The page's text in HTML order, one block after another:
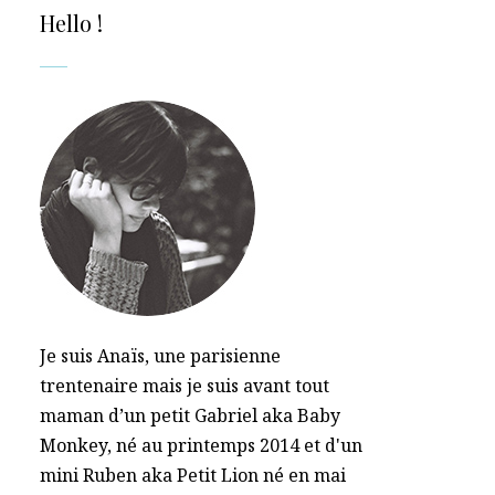
Hello !
Je suis Anaïs, une parisienne
trentenaire mais je suis avant tout
maman d’un petit Gabriel aka Baby
Monkey, né au printemps 2014 et d'un
mini Ruben aka Petit Lion né en mai